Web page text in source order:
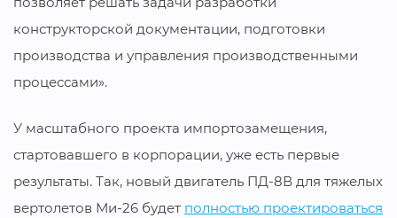
конструкторской документации, подготовки
производства и управления производственными
процессами».
У масштабного проекта импортозамещения,
стартовавшего в корпорации, уже есть первые
результаты. Так, новый двигатель ПД-8В для тяжелых
вертолетов Ми-26 будет полностью проектироваться